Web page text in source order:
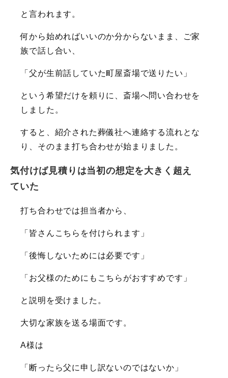
と言われます。
何から始めればいいのか分からないまま、ご家
族で話し合い、
「父が生前話していた町屋斎場で送りたい」
という希望だけを頼りに、斎場へ問い合わせを
しました。
すると、紹介された葬儀社へ連絡する流れとな
り、そのまま打ち合わせが始まりました。
気付けば見積りは当初の想定を大きく超え
ていた
打ち合わせでは担当者から、
「皆さんこちらを付けられます」
「後悔しないためには必要です」
「お父様のためにもこちらがおすすめです」
と説明を受けました。
大切な家族を送る場面です。
A様は
「断ったら父に申し訳ないのではないか」